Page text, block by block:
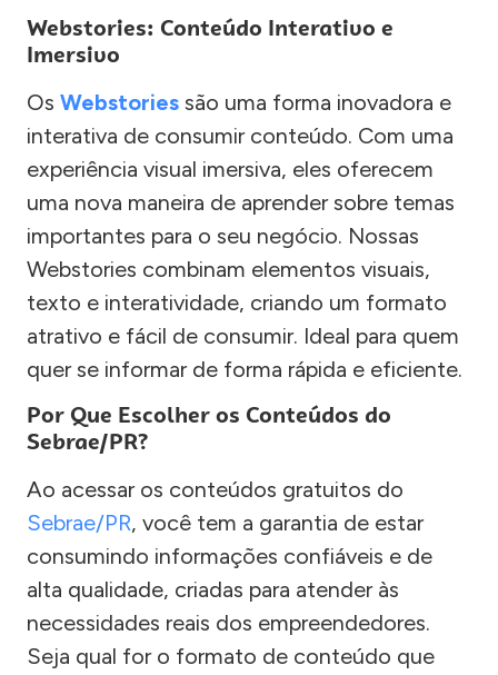
Webstories: Conteúdo Interativo e
Imersivo
Os Webstories são uma forma inovadora e
interativa de consumir conteúdo. Com uma
experiência visual imersiva, eles oferecem
uma nova maneira de aprender sobre temas
importantes para o seu negócio. Nossas
Webstories combinam elementos visuais,
texto e interatividade, criando um formato
atrativo e fácil de consumir. Ideal para quem
quer se informar de forma rápida e eficiente.
Por Que Escolher os Conteúdos do
Sebrae/PR?
Ao acessar os conteúdos gratuitos do
Sebrae/PR, você tem a garantia de estar
consumindo informações confiáveis e de
alta qualidade, criadas para atender às
necessidades reais dos empreendedores.
Seja qual for o formato de conteúdo que